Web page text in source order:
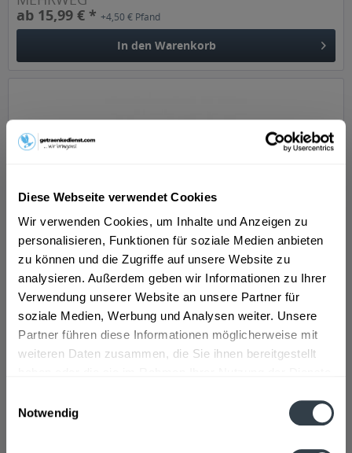
Diese Webseite verwendet Cookies
Wir verwenden Cookies, um Inhalte und Anzeigen zu
personalisieren, Funktionen für soziale Medien anbieten
zu können und die Zugriffe auf unsere Website zu
analysieren. Außerdem geben wir Informationen zu Ihrer
Verwendung unserer Website an unsere Partner für
soziale Medien, Werbung und Analysen weiter. Unsere
Partner führen diese Informationen möglicherweise mit
weiteren Daten zusammen, die Sie ihnen bereitgestellt
Notwendig
ab 15,99 € *+4,50 € Pfand
In den Warenkorb
Mezzo Mix Dose 24 x 0,25l
"Koffeinhaltiges Erfrischungsgetränk mit einem
aufregenden Mix aus Cola und Orange. Gemeinsam fühlt
sich alles besser an. Cola küsst Orange – ein Gefühl des
perfekten Mix. Ein Mix, um alles aufregender und
erfrischender werden zu lassen....
Inhalt6 Liter(2,17 € * / 1 Liter)
EINWEG